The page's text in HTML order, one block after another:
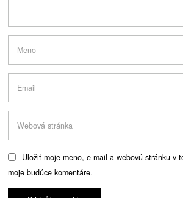
Uložiť moje meno, e-mail a webovú stránku v
moje budúce komentáre.